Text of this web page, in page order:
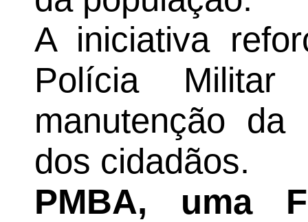
A iniciativa
Polícia
manutenção
dos cidadãos.
PMBA, uma